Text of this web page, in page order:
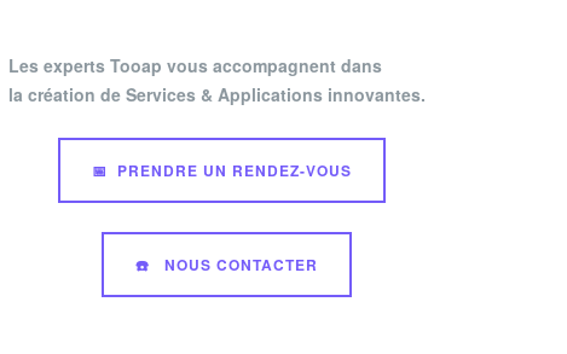
Les experts Tooap vous accompagnent dans
la création de Services & Applications innovantes.
📅 PRENDRE UN RENDEZ-VOUS
☎️ NOUS CONTACTER